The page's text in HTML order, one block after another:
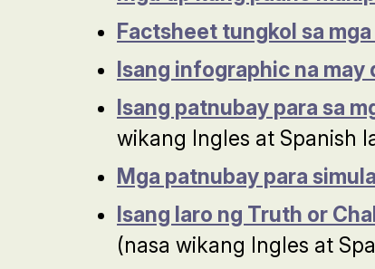
Factsheet tungkol sa
Isang infographic na
Isang patnubay para sa
wikang Ingles at Spanish
Mga patnubay para
Isang laro ng Truth or
(nasa wikang Ingles at